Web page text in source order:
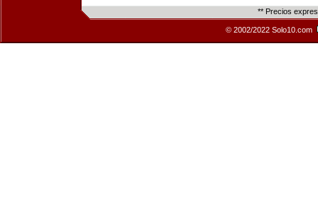
** Precios
© 2002/2022 Solo10.com